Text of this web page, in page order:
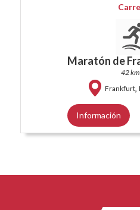
Maratón de
42 km
Frankfurt,
Información